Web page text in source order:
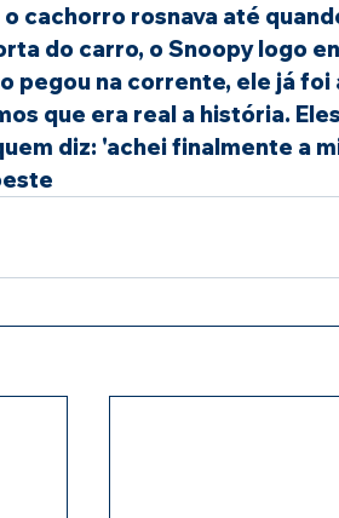
cachorro rosnava até
do carro, o Snoopy logo
pegou na corrente, ele já
que era real a história.
diz: 'achei finalmente a